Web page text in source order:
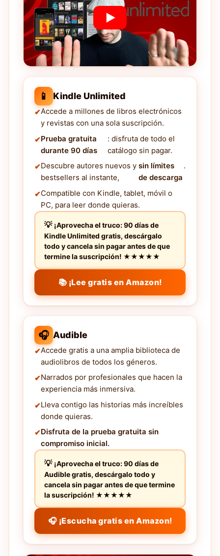
📱 Kindle Unlimited
Accede a millones de libros electrónicos
y revistas con una sola suscripción.
Prueba gratuita
durante 90 días
: disfruta de todo el
catálogo sin pagar.
Descubre autores nuevos y
bestsellers al instante,
sin límites
de descarga
.
Compatible con Kindle, tablet, móvil o
PC, para leer donde quieras.
¡Aprovecha el truco: 90 días de
Kindle Unlimited gratis, descárgalo
todo y cancela sin pagar antes de que
termine la suscripción! ★★★★★
📚 ¡Lee gratis en Amazon!
🎧 Audible
Accede gratis a una amplia biblioteca de
audiolibros de todos los géneros.
Narrados por profesionales que hacen la
experiencia más inmersiva.
Lleva contigo las historias más increíbles
donde quieras.
Disfruta de la prueba gratuita sin
compromiso inicial.
¡Aprovecha el truco: 90 días de
Audible gratis, descárgalo todo y
cancela sin pagar antes de que termine
la suscripción! ★★★★★
🎧 ¡Escucha gratis en Amazon!